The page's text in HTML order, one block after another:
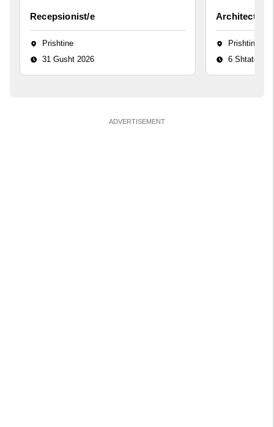
Recepsionist/e
Prishtine
31 Gusht 2026
Architect
Prishtinë
6 Shtator